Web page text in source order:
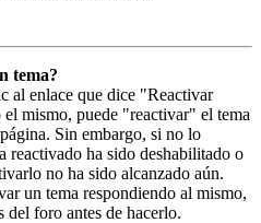
tema?
al enlace que dice "Reactivar
mismo, puede "reactivar" el tema
Sin embargo, si no lo
reactivado ha sido deshabilitado o
no ha sido alcanzado aún.
un tema respondiendo al mismo,
del foro antes de hacerlo.